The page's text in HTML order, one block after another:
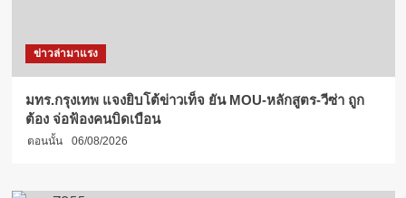
ข่าวล่ามาแรง
มทร.กรุงเทพ แจงยิบโต้ข่าวเท็จ ยัน MOU-หลักสูตร-วีซ่า ถูก
ต้อง จ่อฟ้องคนบิดเบือน
ตอนนั้น 06/08/2026